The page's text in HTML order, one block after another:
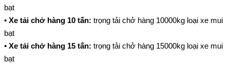
bạt
• Xe tải chở hàng 10 tấn: trọng tải chở hàng 10000kg loại xe mui
bạt
• Xe tải chở hàng 15 tấn: trọng tải chở hàng 15000kg loại xe mui
bạt